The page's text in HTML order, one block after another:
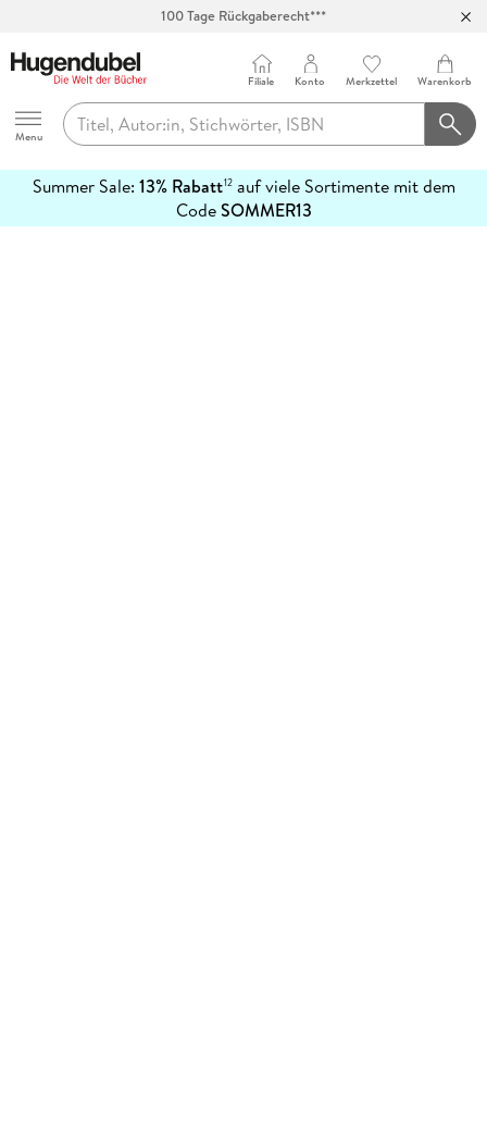
100 Tage Rückgaberecht***
Hugendubel
Menu
Filiale Konto Merkzettel Warenkorb
Summer Sale: 13% Rabatt12auf viele Sortimente mit dem
CodeSOMMER13
erfahren